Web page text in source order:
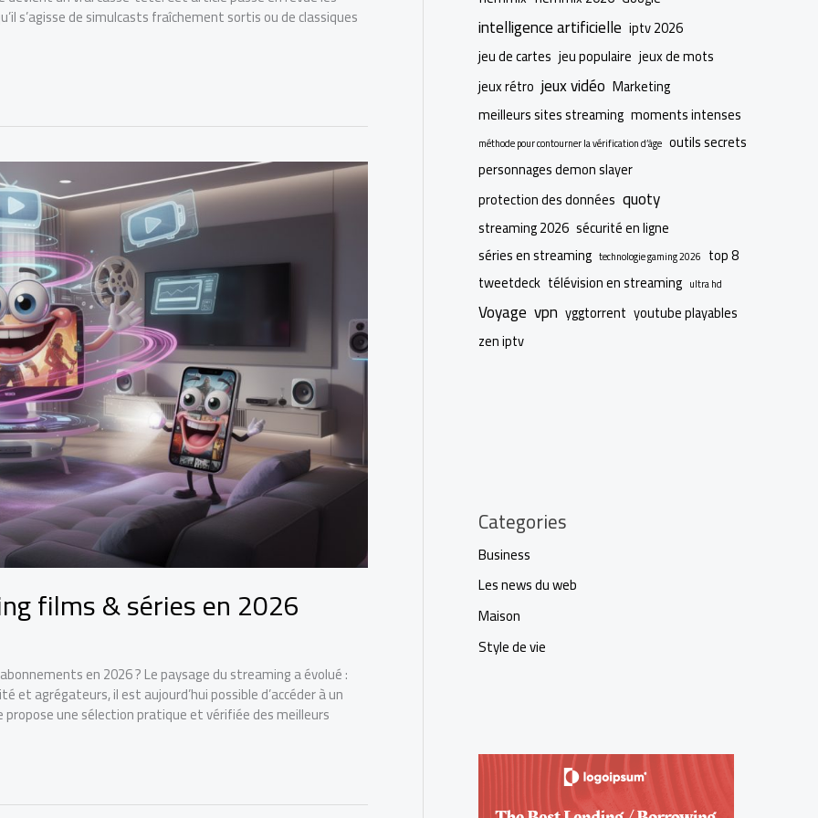
s’agisse de simulcasts fraîchement sortis ou de classiques
films & séries en 2026
en 2026 ? Le paysage du streaming a évolué :
agrégateurs, il est aujourd’hui possible d’accéder à un
une sélection pratique et vérifiée des meilleurs
intelligence artificielle iptv 2026
jeu de cartes jeu populaire jeux de mots
jeux rétro jeux vidéo Marketing
meilleurs sites streaming moments intenses
méthode pour contourner la vérification d’âge outils secrets
personnages demon slayer
protection des données quoty
streaming 2026 sécurité en ligne
séries en streaming technologie gaming 2026 top 8
tweetdeck télévision en streaming ultra hd
Voyage vpn yggtorrent youtube playables
zen iptv
Categories
Business
Les news du web
Maison
Style de vie